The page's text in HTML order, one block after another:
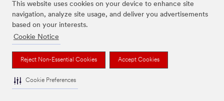
This website uses cookies on your device to enhance site
navigation, analyze site usage, and deliver you advertisements
based on your interests.
Cookie Notice
Reject Non-Essential Cookies Accept Cookies
Cookie Preferences